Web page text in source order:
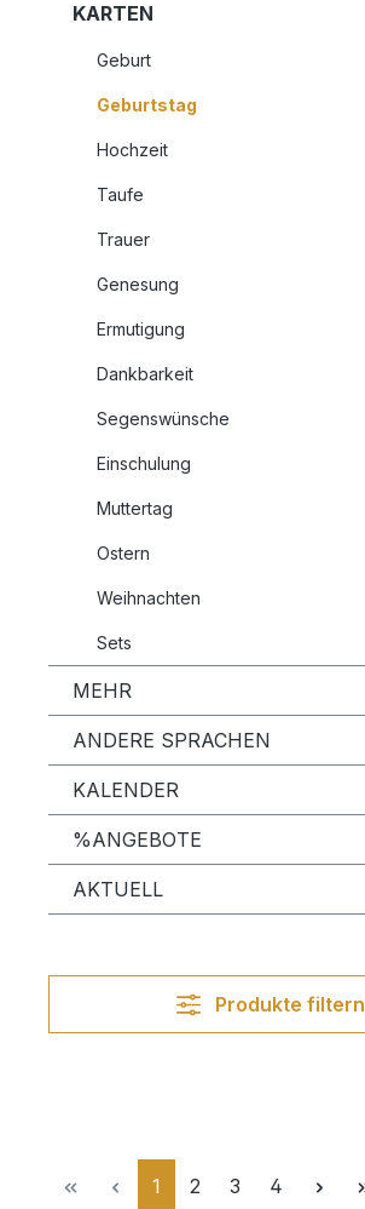
KARTEN
Geburt
Geburtstag
Hochzeit
Taufe
Trauer
Genesung
Ermutigung
Dankbarkeit
Segenswünsche
Einschulung
Muttertag
Ostern
Weihnachten
Sets
MEHR
ANDERE SPRACHEN
KALENDER
%ANGEBOTE
AKTUELL
Produkte filtern
Seite
1 Seite
2 Seite
3 Seite
4